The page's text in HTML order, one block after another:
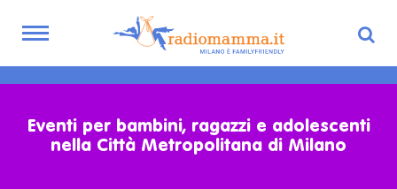
content
Toggle
Eventi per bambini, ragazzi e adolescenti
nella Città Metropolitana di Milano